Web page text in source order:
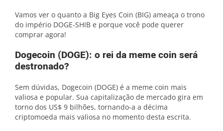
Vamos ver o quanto a Big Eyes Coin (BIG) ameaça o trono
do império DOGE-SHIB e porque você pode querer
comprar agora!
Dogecoin (DOGE): o rei da meme coin será
destronado?
Sem dúvidas, Dogecoin (DOGE) é a meme coin mais
valiosa e popular. Sua capitalização de mercado gira em
torno dos US$ 9 bilhões, tornando-a a décima
criptomoeda mais valiosa no momento desta escrita.